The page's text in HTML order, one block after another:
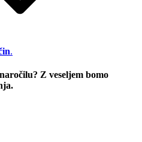
.
Z veseljem bomo